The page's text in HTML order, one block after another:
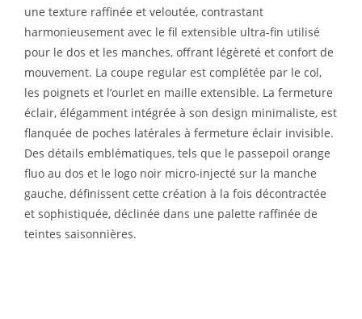
une texture raffinée et veloutée, contrastant
harmonieusement avec le fil extensible ultra-fin utilisé
pour le dos et les manches, offrant légèreté et confort de
mouvement. La coupe regular est complétée par le col,
les poignets et l’ourlet en maille extensible. La fermeture
éclair, élégamment intégrée à son design minimaliste, est
flanquée de poches latérales à fermeture éclair invisible.
Des détails emblématiques, tels que le passepoil orange
fluo au dos et le logo noir micro-injecté sur la manche
gauche, définissent cette création à la fois décontractée
et sophistiquée, déclinée dans une palette raffinée de
teintes saisonnières.